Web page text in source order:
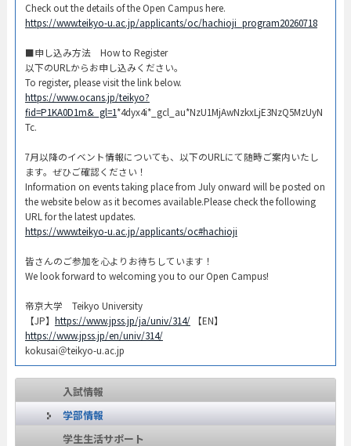
Check out the details of the Open Campus here.​
https://www.teikyo-u.ac.jp/applicants/oc/hachioji_program20260718
​■申し込み方法 How to Register​
以下のURLからお申し込みください。
To register, please visit the link below.
https://www.ocans.jp/teikyo?
fid=P1KA0D1m&_gl=1*4dyx4i*_gcl_au*NzU1MjAwNzkxLjE3NzQ5MzUyN
Tc.
7月以降のイベント情報についても、以下のURLにて随時ご案内いたし
ます。ぜひご確認ください！
Information on events taking place from July onward will be posted on
the website below as it becomes available.Please check the following
URL for the latest updates.
https://www.teikyo-u.ac.jp/applicants/oc#hachioji
皆さんのご参加を心よりお待ちしています！​
We look forward to welcoming you to our Open Campus!​
帝京大学 Teikyo University
【JP】 https://www.jpss.jp/ja/univ/314/【EN】
https://www.jpss.jp/en/univ/314/
kokusai＠teikyo-u.ac.jp
入試情報
学部情報
学生生活サポート